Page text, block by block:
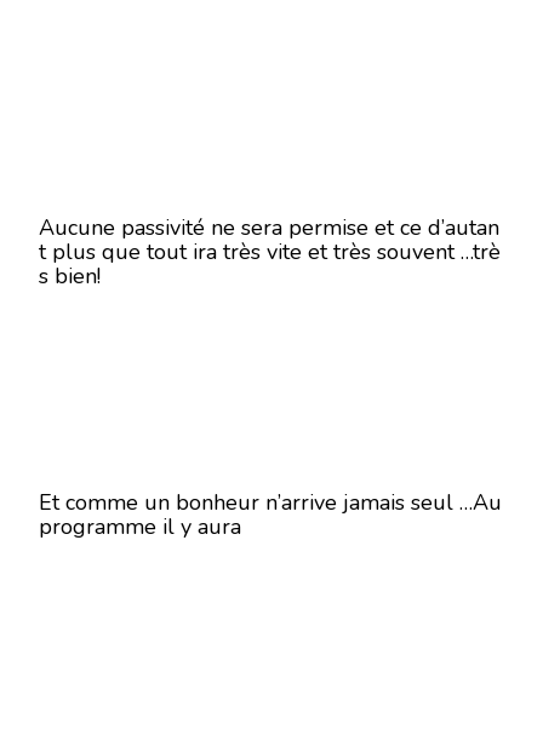
Aucune passivité ne sera permise et ce d’autan
t plus que tout ira très vite et très souvent …trè
s bien!
Et comme un bonheur n’arrive jamais seul …Au
programme il y aura